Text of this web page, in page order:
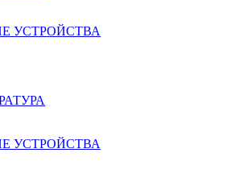
УСТРОЙСТВА
УСТРОЙСТВА